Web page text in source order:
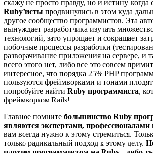
скажу не просто правду, но и истину, когда
Ruby’исты продвинулись в этом куда
другое сообщество программистов. Эта
вынуждает разработчика изучать
технологий, зато упрощает и сокращает
побочные процессы разработки
разворачивание приложения на сервере, и
всего этого нет, либо все это совсем
интересное, что порядка 25% PHP
пользуются фреймворками и тонами
попробуйте найти Ruby программиста,
фреймворком Rails!
Главное помните большинство Ruby
являются экспертами, профессионалами
вам всегда нужно к этому стремиться.
только радикальный подход к этому делу.